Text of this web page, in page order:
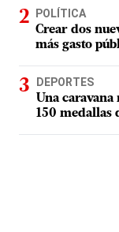
POLÍTICA
Crear dos
más gasto
DEPORTES
Una
150 medallas